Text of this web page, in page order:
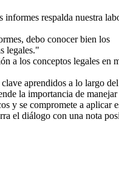
respalda nuestra
debo conocer bien los
legales."
a los conceptos legales en
aprendidos a lo largo del
la importancia de manejar
y se compromete a aplicar
el diálogo con una nota